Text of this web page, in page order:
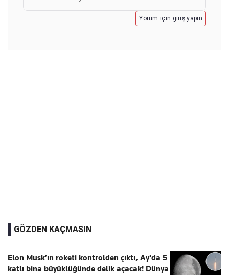
Yorum için giriş yapın
GÖZDEN KAÇMASIN
Elon Musk’ın roketi kontrolden çıktı, Ay'da 5
katlı bina büyüklüğünde delik açacak! Dünya